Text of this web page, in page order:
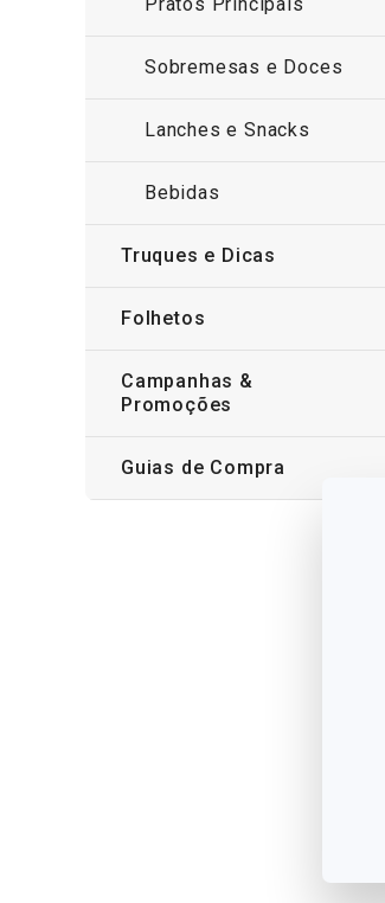
Sobremesas e Doces
Lanches e Snacks
Bebidas
Truques e Dicas
Folhetos
Campanhas &
Promoções
Guias de Compra